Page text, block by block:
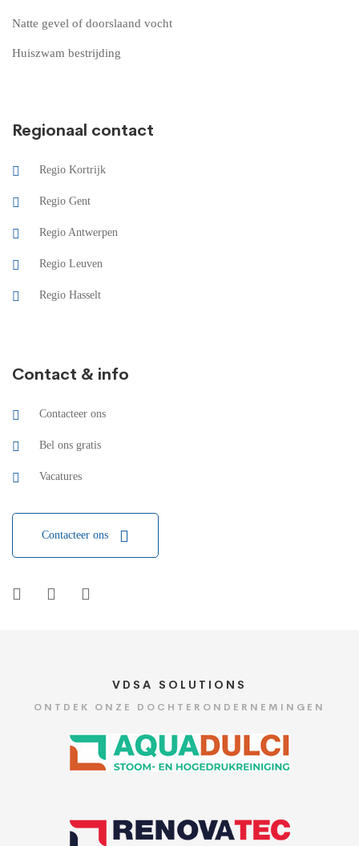
Natte gevel of doorslaand vocht
Huiszwam bestrijding
Regionaal contact
Regio Kortrijk
Regio Gent
Regio Antwerpen
Regio Leuven
Regio Hasselt
Contact & info
Contacteer ons
Bel ons gratis
Vacatures
Contacteer ons
VDSA SOLUTIONS
ONTDEK ONZE DOCHTERONDERNEMINGEN